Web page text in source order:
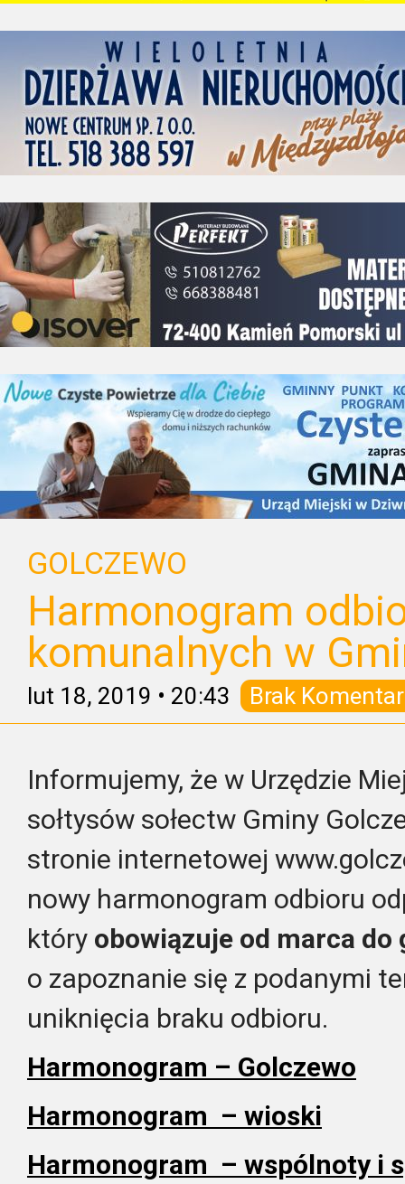
GOLCZEWO
Harmonogram
komunalnych w
lut 18, 2019 • 20:43 Brak
Informujemy, że w Urzędzie
sołtysów sołectw Gminy
stronie internetowej
nowy harmonogram odbioru
który obowiązuje od marca
o zapoznanie się z podanymi
uniknięcia braku odbioru.
Harmonogram – Golczewo
Harmonogram – wioski
Harmonogram – wspólnoty i